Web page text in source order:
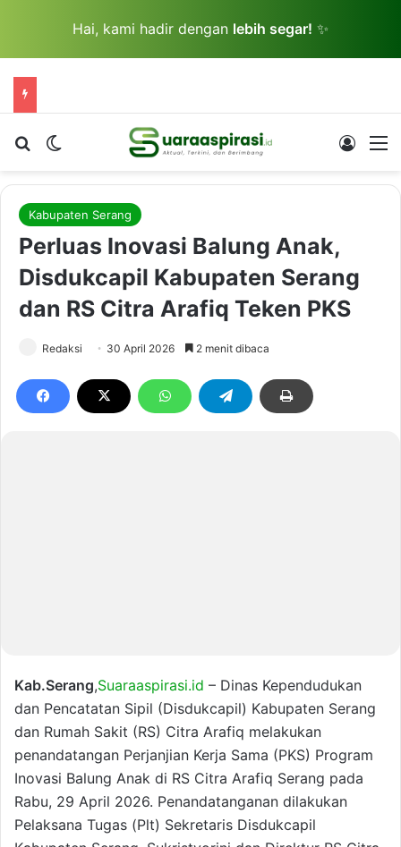
Hai, kami hadir dengan lebih segar! ✨
Cari berita...Switch skin Log In
Kabupaten Serang
Perluas Inovasi Balung Anak,
Disdukcapil Kabupaten Serang
dan RS Citra Arafiq Teken PKS
Redaksi 30 April 2026 2 menit dibaca
Kab.Serang,Suaraaspirasi.id – Dinas Kependudukan
dan Pencatatan Sipil (Disdukcapil) Kabupaten Serang
dan Rumah Sakit (RS) Citra Arafiq melakukan
penandatangan Perjanjian Kerja Sama (PKS) Program
Inovasi Balung Anak di RS Citra Arafiq Serang pada
Rabu, 29 April 2026. Penandatanganan dilakukan
Pelaksana Tugas (Plt) Sekretaris Disdukcapil